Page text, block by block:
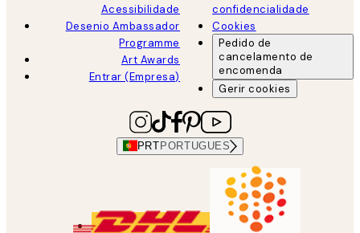
Acessibilidade
Desenio Ambassador
Programme
Art Awards
Entrar (Empresa)
confidencialidade
Cookies
Pedido de
cancelamento de
encomenda
Gerir cookies
PRT PORTUGUES